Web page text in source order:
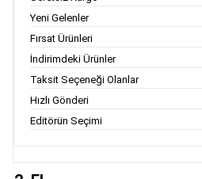
Yeni Gelenler
Fırsat Ürünleri
İndirimdeki Ürünler
Taksit Seçeneği Olanlar
Hızlı Gönderi
Editörün Seçimi